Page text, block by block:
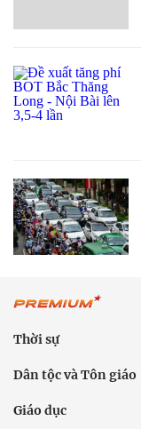
Thời sự
Dân tộc và Tôn giáo
Giáo dục